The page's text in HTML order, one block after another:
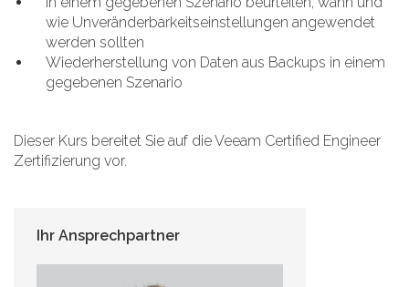
wie Unveränderbarkeitseinstellungen angewendet
werden sollten
Wiederherstellung von Daten aus Backups in einem
gegebenen Szenario
Dieser Kurs bereitet Sie auf die Veeam Certified Engineer
Zertifizierung vor.
Ihr Ansprechpartner